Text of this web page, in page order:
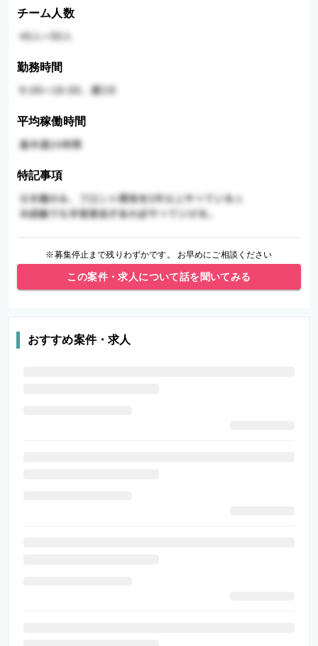
チーム人数
勤務時間
平均稼働時間
特記事項
※募集停止まで残りわずかです。 お早めにご相談ください
この案件・求人について話を聞いてみる
おすすめ案件・求人